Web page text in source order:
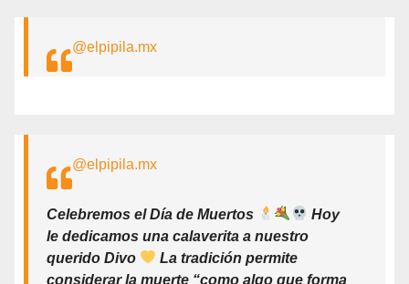
@elpipila.mx
@elpipila.mx
Celebremos el Día de Muertos
Hoy
le dedicamos una calaverita a nuestro
querido Divo
La tradición permite
considerar la muerte “como algo que forma